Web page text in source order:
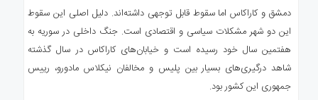
دمشق و کاراکاس اما سقوط قابل توجهی داشته‌اند. دلیل اصلی این سقوط
این دو شهر مشکلات سیاسی و اقتصادی است. جنگ داخلی در سوریه به
هفتمین سال خود رسیده است و خیابان‌های کاراکاس در سال گذشته
شاهد درگیری‌های بسیار بین پلیس و مخالفان نیکلاس مادورو، رییس
جمهوری این کشور بود.